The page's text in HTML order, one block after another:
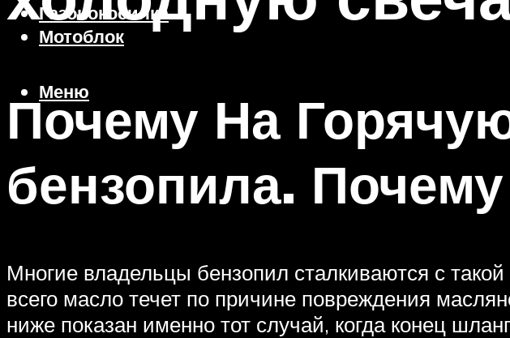
Газонокосилка
Мотоблок
Меню
Почему На
бензопила.
Многие владельцы бензопил сталкиваются с
всего масло течет по причине повреждения
ниже показан именно тот случай, когда конец